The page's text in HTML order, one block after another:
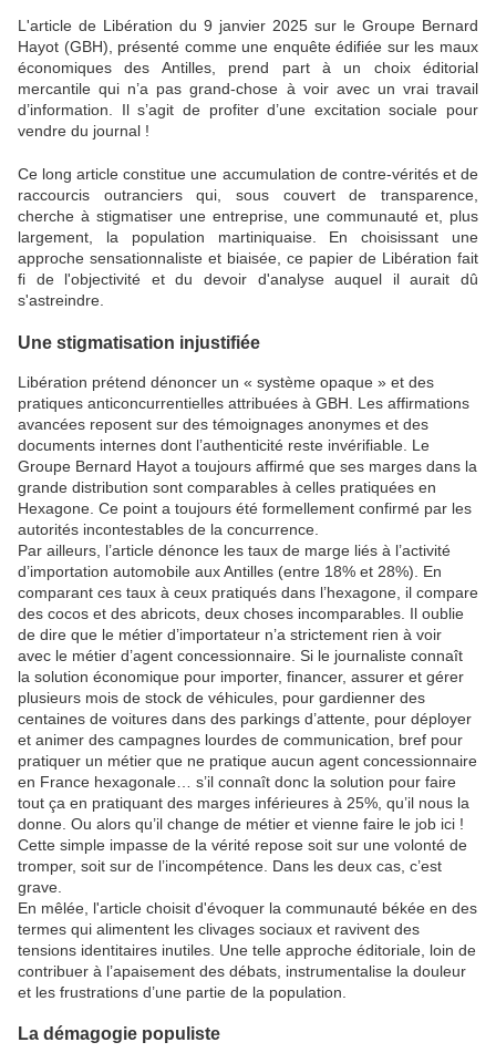
L'article de Libération du 9 janvier 2025 sur le Groupe Bernard
Hayot (GBH), présenté comme une enquête édifiée sur les maux
économiques des Antilles, prend part à un choix éditorial
mercantile qui n’a pas grand-chose à voir avec un vrai travail
d’information. Il s’agit de profiter d’une excitation sociale pour
vendre du journal !
Ce long article constitue une accumulation de contre-vérités et de
raccourcis outranciers qui, sous couvert de transparence,
cherche à stigmatiser une entreprise, une communauté et, plus
largement, la population martiniquaise. En choisissant une
approche sensationnaliste et biaisée, ce papier de Libération fait
fi de l'objectivité et du devoir d'analyse auquel il aurait dû
s'astreindre.
Une stigmatisation injustifiée
Libération prétend dénoncer un « système opaque » et des
pratiques anticoncurrentielles attribuées à GBH. Les affirmations
avancées reposent sur des témoignages anonymes et des
documents internes dont l’authenticité reste invérifiable. Le
Groupe Bernard Hayot a toujours affirmé que ses marges dans la
grande distribution sont comparables à celles pratiquées en
Hexagone. Ce point a toujours été formellement confirmé par les
autorités incontestables de la concurrence.
Par ailleurs, l’article dénonce les taux de marge liés à l’activité
d’importation automobile aux Antilles (entre 18% et 28%). En
comparant ces taux à ceux pratiqués dans l’hexagone, il compare
des cocos et des abricots, deux choses incomparables. Il oublie
de dire que le métier d’importateur n’a strictement rien à voir
avec le métier d’agent concessionnaire. Si le journaliste connaît
la solution économique pour importer, financer, assurer et gérer
plusieurs mois de stock de véhicules, pour gardienner des
centaines de voitures dans des parkings d’attente, pour déployer
et animer des campagnes lourdes de communication, bref pour
pratiquer un métier que ne pratique aucun agent concessionnaire
en France hexagonale… s’il connaît donc la solution pour faire
tout ça en pratiquant des marges inférieures à 25%, qu’il nous la
donne. Ou alors qu’il change de métier et vienne faire le job ici !
Cette simple impasse de la vérité repose soit sur une volonté de
tromper, soit sur de l’incompétence. Dans les deux cas, c’est
grave.
En mêlée, l'article choisit d'évoquer la communauté békée en des
termes qui alimentent les clivages sociaux et ravivent des
tensions identitaires inutiles. Une telle approche éditoriale, loin de
contribuer à l’apaisement des débats, instrumentalise la douleur
et les frustrations d’une partie de la population.
La démagogie populiste